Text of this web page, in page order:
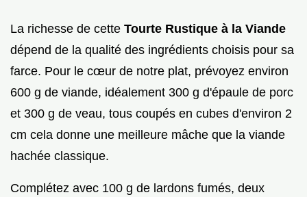
La richesse de cette Tourte Rustique à la Viande
dépend de la qualité des ingrédients choisis pour sa
farce. Pour le cœur de notre plat, prévoyez environ
600 g de viande, idéalement 300 g d'épaule de porc
et 300 g de veau, tous coupés en cubes d'environ 2
cm cela donne une meilleure mâche que la viande
hachée classique.
Complétez avec 100 g de lardons fumés, deux